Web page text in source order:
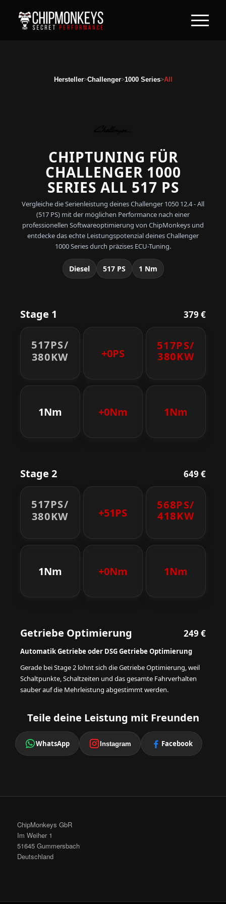
Hersteller>Challenger>1000 Series>All
CHIPTUNING FÜR
CHALLENGER 1000
SERIES ALL 517 PS
Vergleiche die Serienleistung deines Challenger 1050 12.4 - All
(517 PS) mit der möglichen Performance nach einer
professionellen Softwareoptimierung von ChipMonkeys und
entdecke das echte Leistungspotenzial deines Challenger
1000 Series durch präzises ECU-Tuning.
Diesel 517 PS 1 Nm
Stage 1 379 €
517PS/
380KW
+0PS
517PS/
380KW
1Nm +0Nm 1Nm
Stage 2 649 €
517PS/
380KW
+51PS
568PS/
418KW
1Nm +0Nm 1Nm
Getriebe Optimierung 249 €
Automatik Getriebe oder DSG Getriebe Optimierung
Gerade bei Stage 2 lohnt sich die Getriebe Optimierung, weil
Schaltpunkte, Schaltzeiten und das gesamte Fahrverhalten
sauber auf die Mehrleistung abgestimmt werden.
Teile deine Leistung mit Freunden
WhatsApp Instagram Facebook
ChipMonkeys GbR
Im Weiher 1
51645 Gummersbach
Deutschland